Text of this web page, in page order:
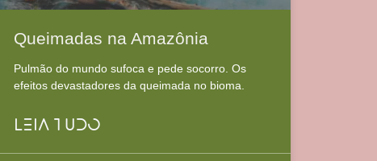
Queimadas na Amazônia
Pulmão do mundo sufoca e pede socorro. Os
efeitos devastadores da queimada no bioma.
LEIA TUDO